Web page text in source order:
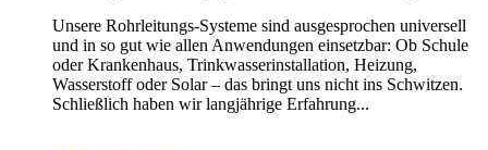
Unsere Rohrleitungs-Systeme sind ausgesprochen universell
und in so gut wie allen Anwendungen einsetzbar: Ob Schule
oder Krankenhaus, Trinkwasserinstallation, Heizung,
Wasserstoff oder Solar – das bringt uns nicht ins Schwitzen.
Schließlich haben wir langjährige Erfahrung...